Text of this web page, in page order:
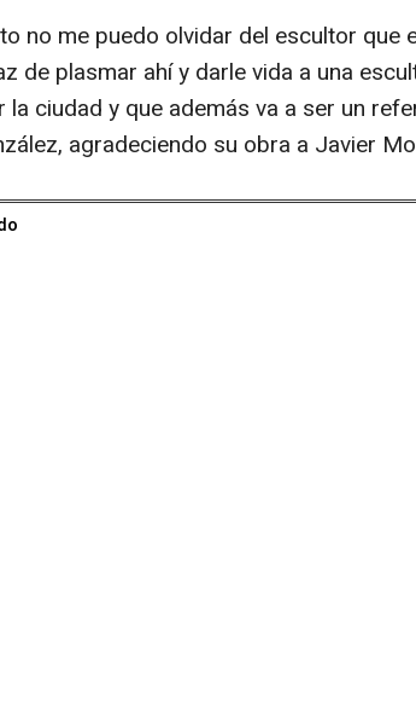
no me puedo olvidar del escultor que
de plasmar ahí y darle vida a una
la ciudad y que además va a ser un
agradeciendo su obra a Javier